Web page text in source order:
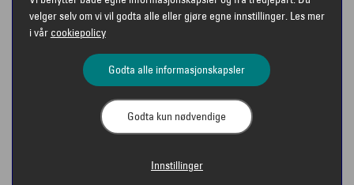
Kjære kunde!
Du har snart time hos din optiker hos Interoptik
velger selv om vi vil godta alle eller gjøre egne innstillinger. Les mer
i vår cookiepolicy
Godta alle informasjonskapsler
Godta kun nødvendige
Innstillinger